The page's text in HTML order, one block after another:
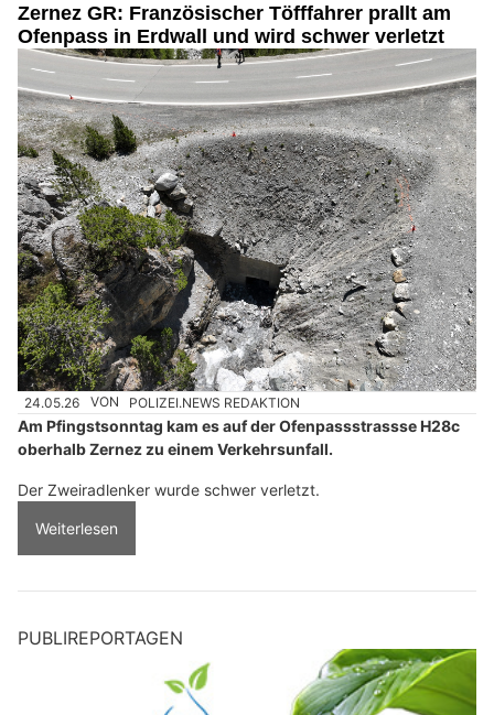
Zernez GR: Französischer Töfffahrer prallt am
Ofenpass in Erdwall und wird schwer verletzt
24.05.26 VON POLIZEI.NEWS REDAKTION
Am Pfingstsonntag kam es auf der Ofenpassstrassse H28c
oberhalb Zernez zu einem Verkehrsunfall.
Der Zweiradlenker wurde schwer verletzt.
Weiterlesen
PUBLIREPORTAGEN